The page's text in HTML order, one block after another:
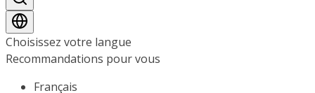
Choisissez votre langue
Recommandations pour vous
Français